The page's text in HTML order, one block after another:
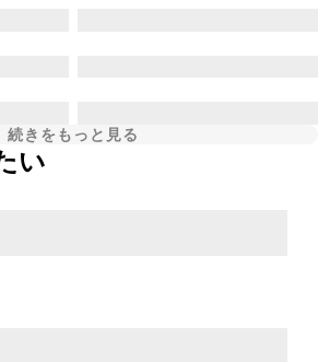
続きをもっと見る
い